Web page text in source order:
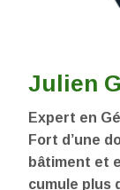
Julien
Expert en
Fort d’une
bâtiment et
cumule plus